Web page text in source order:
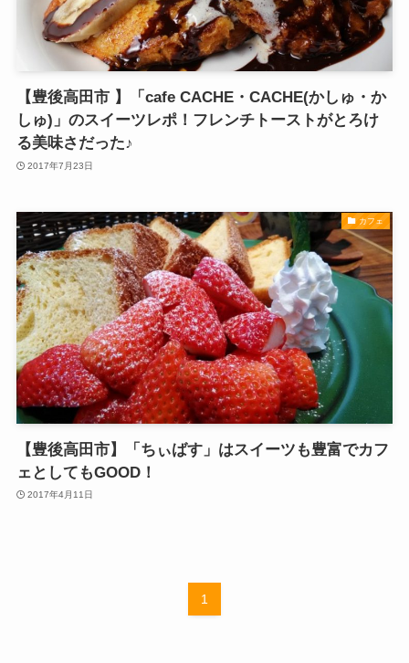
【豊後高田市 】「cafe CACHE・CACHE(かしゅ・か
しゅ)」のスイーツレポ！フレンチトーストがとろけ
る美味さだった♪
2017年7月23日
カフェ
【豊後高田市】「ちぃばす」はスイーツも豊富でカフ
ェとしてもGOOD！
2017年4月11日
1